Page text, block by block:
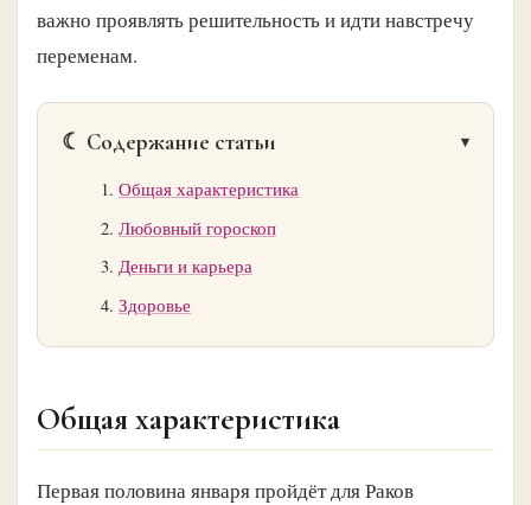
важно проявлять решительность и идти навстречу
переменам.
☾ Содержание статьи
Общая характеристика
Любовный гороскоп
Деньги и карьера
Здоровье
Общая характеристика
Первая половина января пройдёт для Раков